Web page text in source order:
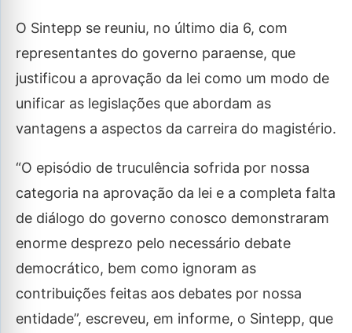
O Sintepp se reuniu, no último dia 6, com
representantes do governo paraense, que
justificou a aprovação da lei como um modo de
unificar as legislações que abordam as
vantagens a aspectos da carreira do magistério.
“O episódio de truculência sofrida por nossa
categoria na aprovação da lei e a completa falta
de diálogo do governo conosco demonstraram
enorme desprezo pelo necessário debate
democrático, bem como ignoram as
contribuições feitas aos debates por nossa
entidade”, escreveu, em informe, o Sintepp, que